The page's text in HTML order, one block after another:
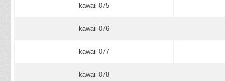
kawaii-075
kawaii-076
kawaii-077
kawaii-078